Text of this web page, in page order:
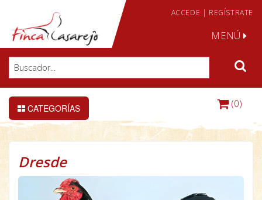
ACCEDE | REGÍSTRATE
MENÚ
CATEGORÍAS (0)
Dresde